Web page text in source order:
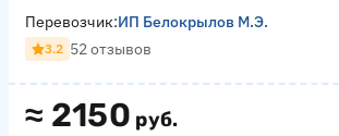
≈ 2150 руб.
Перевозчик:ИП Белокрылов М.Э.
3.2 52 отзывов